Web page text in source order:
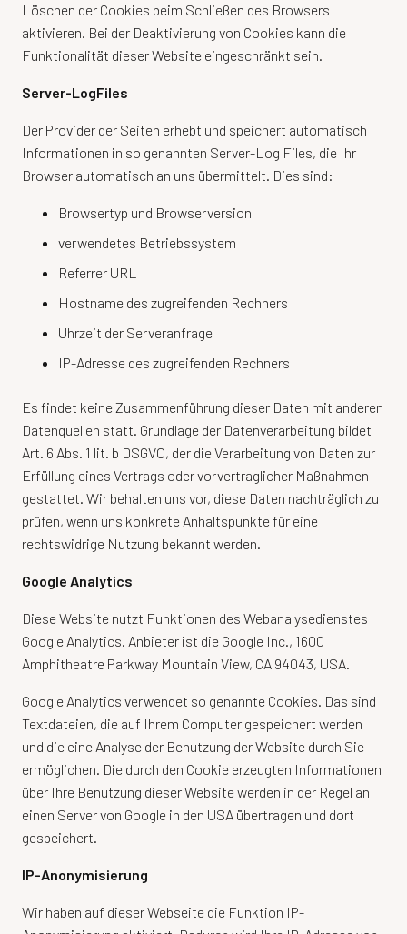
Löschen der Cookies beim Schließen des Browsers
aktivieren. Bei der Deaktivierung von Cookies kann die
Funktionalität dieser Website eingeschränkt sein.
Server-LogFiles
Der Provider der Seiten erhebt und speichert automatisch
Informationen in so genannten Server-Log Files, die Ihr
Browser automatisch an uns übermittelt. Dies sind:
Browsertyp und Browserversion
verwendetes Betriebssystem
Referrer URL
Hostname des zugreifenden Rechners
Uhrzeit der Serveranfrage
IP-Adresse des zugreifenden Rechners
Es findet keine Zusammenführung dieser Daten mit anderen
Datenquellen statt. Grundlage der Datenverarbeitung bildet
Art. 6 Abs. 1 lit. b DSGVO, der die Verarbeitung von Daten zur
Erfüllung eines Vertrags oder vorvertraglicher Maßnahmen
gestattet. Wir behalten uns vor, diese Daten nachträglich zu
prüfen, wenn uns konkrete Anhaltspunkte für eine
rechtswidrige Nutzung bekannt werden.
Google Analytics
Diese Website nutzt Funktionen des Webanalysedienstes
Google Analytics. Anbieter ist die Google Inc., 1600
Amphitheatre Parkway Mountain View, CA 94043, USA.
Google Analytics verwendet so genannte Cookies. Das sind
Textdateien, die auf Ihrem Computer gespeichert werden
und die eine Analyse der Benutzung der Website durch Sie
ermöglichen. Die durch den Cookie erzeugten Informationen
über Ihre Benutzung dieser Website werden in der Regel an
einen Server von Google in den USA übertragen und dort
gespeichert.
IP-Anonymisierung
Wir haben auf dieser Webseite die Funktion IP-